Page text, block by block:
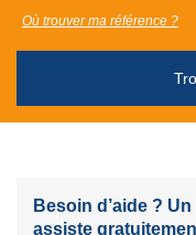
Où trouver ma référence ?
Besoin d’aide ?
assiste